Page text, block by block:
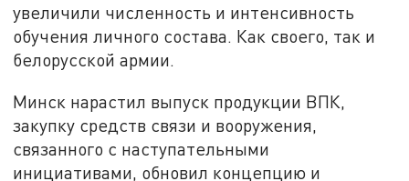
увеличили численность и интенсивность
обучения личного состава. Как своего, так и
белорусской армии.
Минск нарастил выпуск продукции ВПК,
закупку средств связи и вооружения,
связанного с наступательными
инициативами, обновил концепцию и